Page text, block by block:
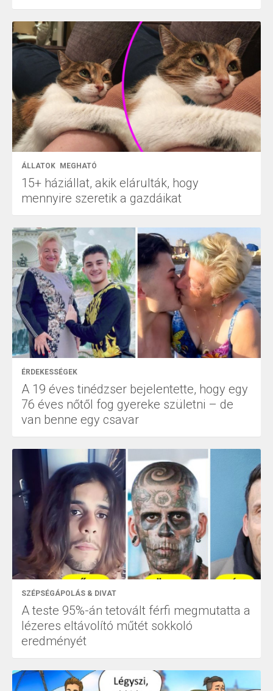
ÁLLATOK MEGHATÓ
15+ háziállat, akik elárulták, hogy
mennyire szeretik a gazdáikat
ÉRDEKESSÉGEK
A 19 éves tinédzser bejelentette, hogy egy
76 éves nőtől fog gyereke születni – de
van benne egy csavar
SZÉPSÉGÁPOLÁS & DIVAT
A teste 95%-án tetovált férfi megmutatta a
lézeres eltávolító műtét sokkoló
eredményét